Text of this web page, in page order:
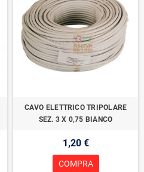
CAVO ELETTRICO TRIPOLARE
SEZ. 3 X 0,75 BIANCO
1,20 €
COMPRA